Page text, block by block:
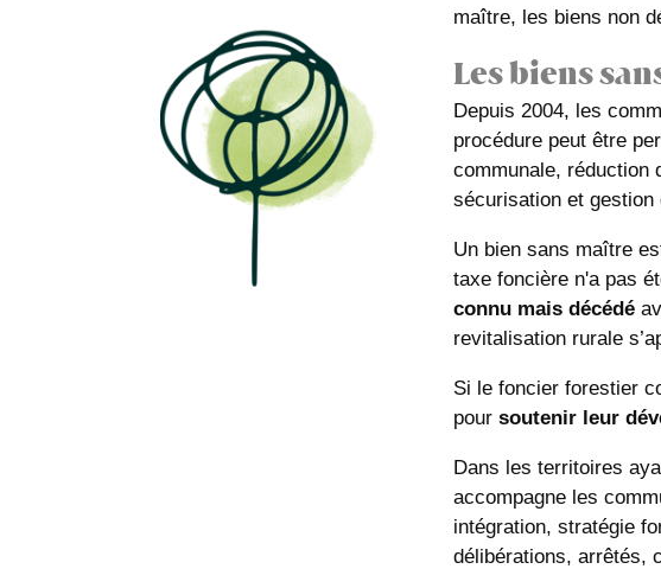
maître, les biens non
Les biens
Depuis 2004, les
procédure peut être
communale, réduction
sécurisation et gestion
Un bien sans maître
taxe foncière n'a pas
connu mais décédé
revitalisation rurale
Si le foncier forestier
pour soutenir leur
Dans les territoires
accompagne les
intégration, stratégie
délibérations, arrêtés,